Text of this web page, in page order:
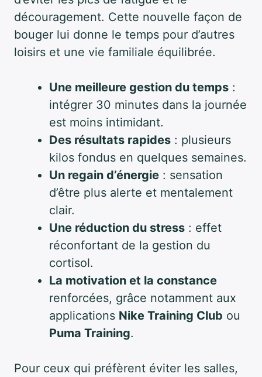
découragement. Cette nouvelle façon de
bouger lui donne le temps pour d’autres
loisirs et une vie familiale équilibrée.
Une meilleure gestion du temps :
intégrer 30 minutes dans la journée
est moins intimidant.
Des résultats rapides : plusieurs
kilos fondus en quelques semaines.
Un regain d’énergie : sensation
d’être plus alerte et mentalement
clair.
Une réduction du stress : effet
réconfortant de la gestion du
cortisol.
La motivation et la constance
renforcées, grâce notamment aux
applications Nike Training Club ou
Puma Training.
Pour ceux qui préfèrent éviter les salles,